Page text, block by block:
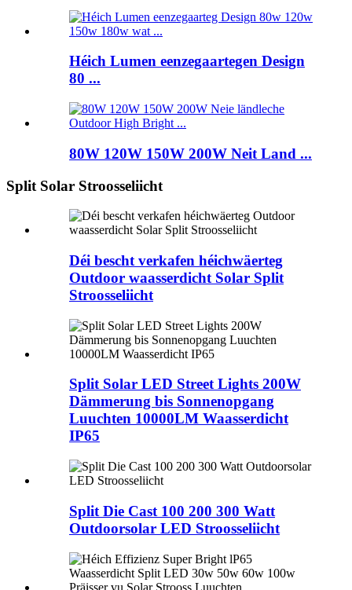
Héich Lumen eenzegaartegen Design
80 ...
80W 120W 150W 200W Neit Land ...
Split Solar Stroosseliicht
Déi bescht verkafen héichwäerteg
Outdoor waasserdicht Solar Split
Stroosseliicht
Split Solar LED Street Lights 200W
Dämmerung bis Sonnenopgang
Luuchten 10000LM Waasserdicht
IP65
Split Die Cast 100 200 300 Watt
Outdoorsolar LED Stroosseliicht